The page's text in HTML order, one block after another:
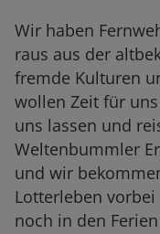
Wir haben
raus aus der
fremde Kulturen
wollen Zeit für
uns lassen und
Weltenbummler
und wir
Lotterleben
noch in den